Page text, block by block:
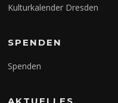
Kulturkalender Dresden
SPENDEN
Spenden